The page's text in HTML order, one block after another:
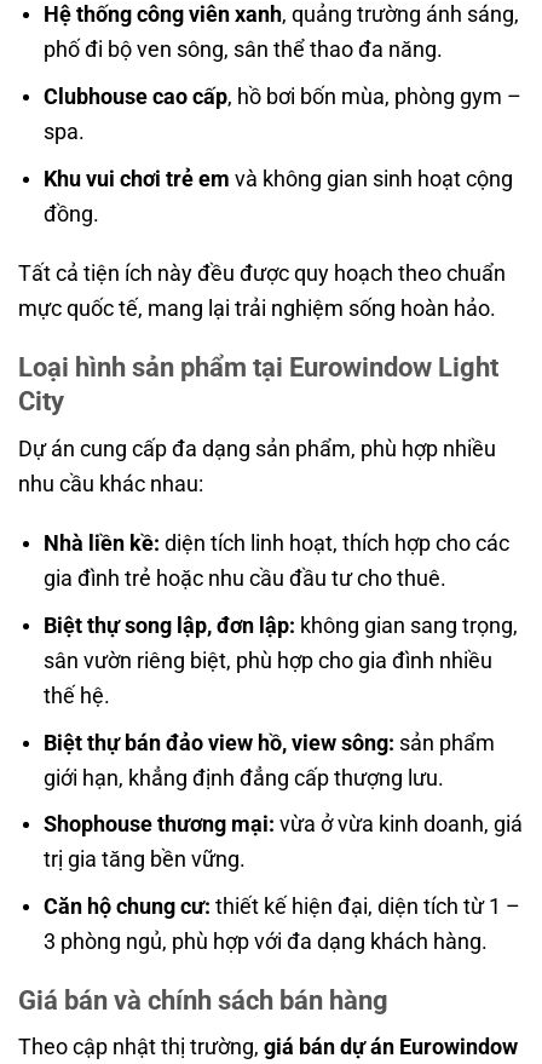
Hệ thống công viên xanh, quảng trường ánh sáng,
phố đi bộ ven sông, sân thể thao đa năng.
Clubhouse cao cấp, hồ bơi bốn mùa, phòng gym –
spa.
Khu vui chơi trẻ em và không gian sinh hoạt cộng
đồng.
Tất cả tiện ích này đều được quy hoạch theo chuẩn
mực quốc tế, mang lại trải nghiệm sống hoàn hảo.
Loại hình sản phẩm tại Eurowindow Light
City
Dự án cung cấp đa dạng sản phẩm, phù hợp nhiều
nhu cầu khác nhau:
Nhà liền kề: diện tích linh hoạt, thích hợp cho các
gia đình trẻ hoặc nhu cầu đầu tư cho thuê.
Biệt thự song lập, đơn lập: không gian sang trọng,
sân vườn riêng biệt, phù hợp cho gia đình nhiều
thế hệ.
Biệt thự bán đảo view hồ, view sông: sản phẩm
giới hạn, khẳng định đẳng cấp thượng lưu.
Shophouse thương mại: vừa ở vừa kinh doanh, giá
trị gia tăng bền vững.
Căn hộ chung cư: thiết kế hiện đại, diện tích từ 1 –
3 phòng ngủ, phù hợp với đa dạng khách hàng.
Giá bán và chính sách bán hàng
Theo cập nhật thị trường, giá bán dự án Eurowindow